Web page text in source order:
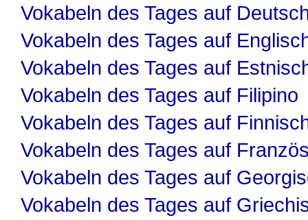
Vokabeln des Tages auf
Vokabeln des Tages auf
Vokabeln des Tages auf
Vokabeln des Tages auf Filipino
Vokabeln des Tages auf
Vokabeln des Tages auf
Vokabeln des Tages auf
Vokabeln des Tages auf